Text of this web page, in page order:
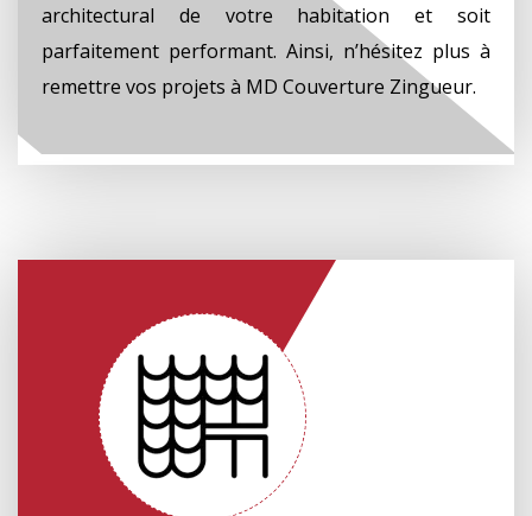
architectural de votre habitation et soit
parfaitement performant. Ainsi, n’hésitez plus à
remettre vos projets à MD Couverture Zingueur.